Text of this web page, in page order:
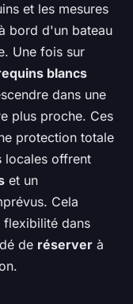
et les mesures
bord d'un bateau
Une fois sur
blancs
dans une
plus proche. Ces
protection totale
locales offrent
et un
Cela
flexibilité dans
de réserver à